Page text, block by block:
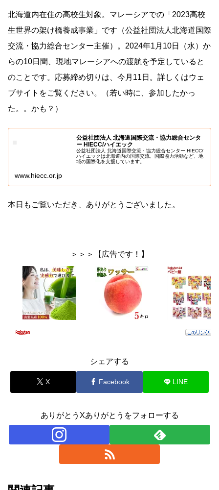
北海道内在住の高校生対象。マレーシアでの「2023高校
生世界の架け橋養成事業」です（公益社団法人北海道国際
交流・協力総合センター主催）。2024年1月10日（水）か
らの10日間、現地マレーシアへの渡航を予定していると
のことです。応募締め切りは、今月11日。詳しくはウェ
ブサイトをご覧ください。（若い時に、参加したかっ
た。。かも？）
公益社団法人 北海道国際交流・協力総合センタ
ー HIECC/ハイエック
公益社団法人 北海道国際交流・協力総合センター HIECC/
ハイエックは北海道内の国際交流、国際協力活動など、地
域の国際化を支援しています。
www.hiecc.or.jp
本日もご覧いただき、ありがとうございました。
＞＞＞【広告です！】
シェアする
X Facebook LINE
ありがとうXありがとうをフォローする